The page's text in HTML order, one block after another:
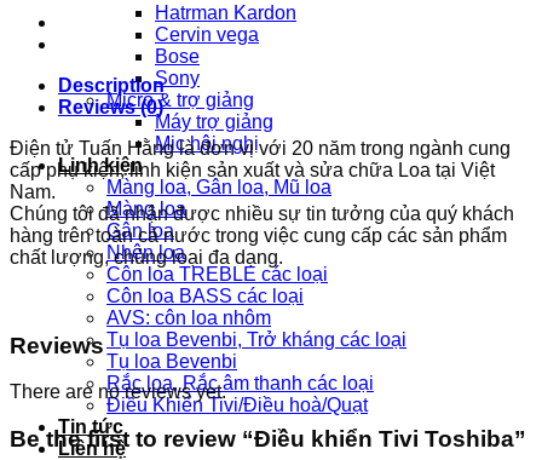
Hatrman Kardon
Cervin vega
Bose
Sony
Micro & trợ giảng
Máy trợ giảng
Mic hội nghị
Linh kiện
Màng loa, Gân loa, Mũ loa
Màng loa
Gân loa
Nhện loa
Côn loa TREBLE các loại
Côn loa BASS các loại
AVS: côn loa nhôm
Tụ loa Bevenbi, Trở kháng các loại
Tụ loa Bevenbi
Rắc loa, Rắc âm thanh các loại
Điều Khiển Tivi/Điều hoà/Quạt
Tin tức
Liên hệ
quantity
Description
Reviews (0)
Điện tử Tuấn Hằng là đơn vị với 20 năm trong ngành cung
cấp phụ kiện, linh kiện sản xuất và sửa chữa Loa tại Việt
Nam.
Chúng tôi đã nhận được nhiều sự tin tưởng của quý khách
hàng trên toàn cả nước trong việc cung cấp các sản phẩm
chất lượng, chủng loại đa dạng.
Reviews
There are no reviews yet.
Be the first to review “Điều khiển Tivi Toshiba”